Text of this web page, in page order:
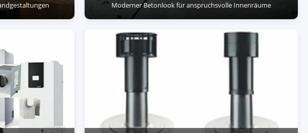
Moderner Betonlook für anspruchsvolle Innenräume